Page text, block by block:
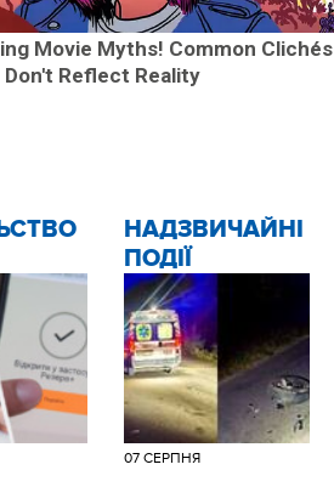
Movie Myths! Common Clichés
Reflect Reality
НАДЗВИЧАЙНІ
ПОДІЇ
07 СЕРПНЯ